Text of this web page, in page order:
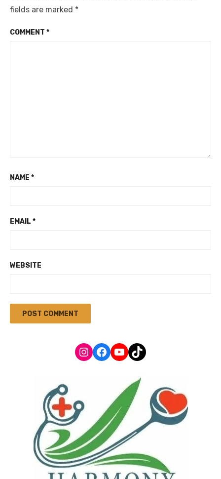
fields are marked *
COMMENT *
NAME *
EMAIL *
WEBSITE
Instagram
Facebook
YouTube
TikTok